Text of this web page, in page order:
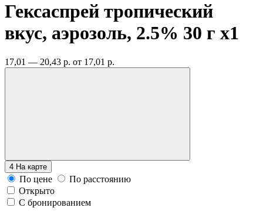
Гексаспрей тропический
вкус, аэрозоль, 2.5% 30 г x1
17,01 — 20,43 р. от 17,01 р.
4 На карте
По цене
По расстоянию
Открыто
С бронированием